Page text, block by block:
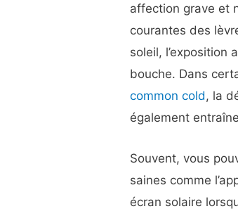
affection grave et
courantes des
soleil, l’exposition
bouche. Dans
common cold, la
également
Souvent, vous
saines comme
écran solaire